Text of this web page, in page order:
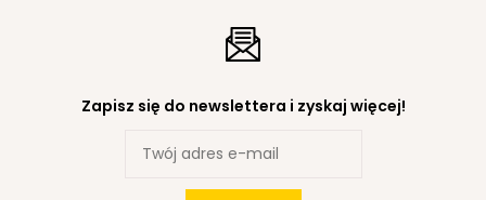
Zapisz się do newslettera i zyskaj więcej!